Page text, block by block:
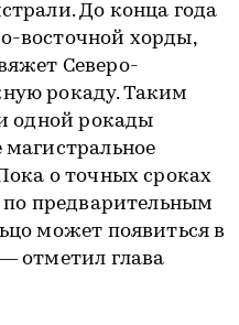
До конца года
восточной хорды,
Северо-
рокаду. Таким
одной рокады
магистральное
о точных сроках
по предварительным
может появиться в
отметил глава